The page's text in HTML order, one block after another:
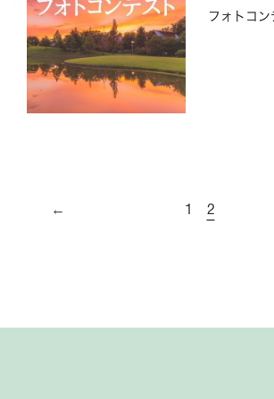
The Day Osakaでしか過ごせない1日
Hotel The Day Osaka
フォトコン
← 1 2